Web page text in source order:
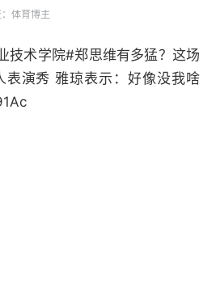
体育博主
技术学院#郑思维有多猛？这场
表演秀​ 雅琼表示：好像没我啥